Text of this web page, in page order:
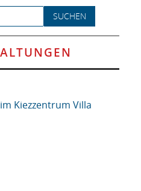
Kiezzentrum Villa